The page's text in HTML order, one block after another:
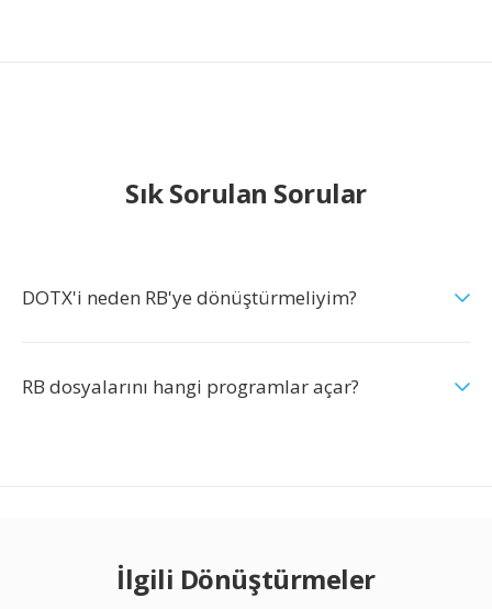
Sık Sorulan Sorular
DOTX'i neden RB'ye dönüştürmeliyim?
RB dosyalarını hangi programlar açar?
İlgili Dönüştürmeler